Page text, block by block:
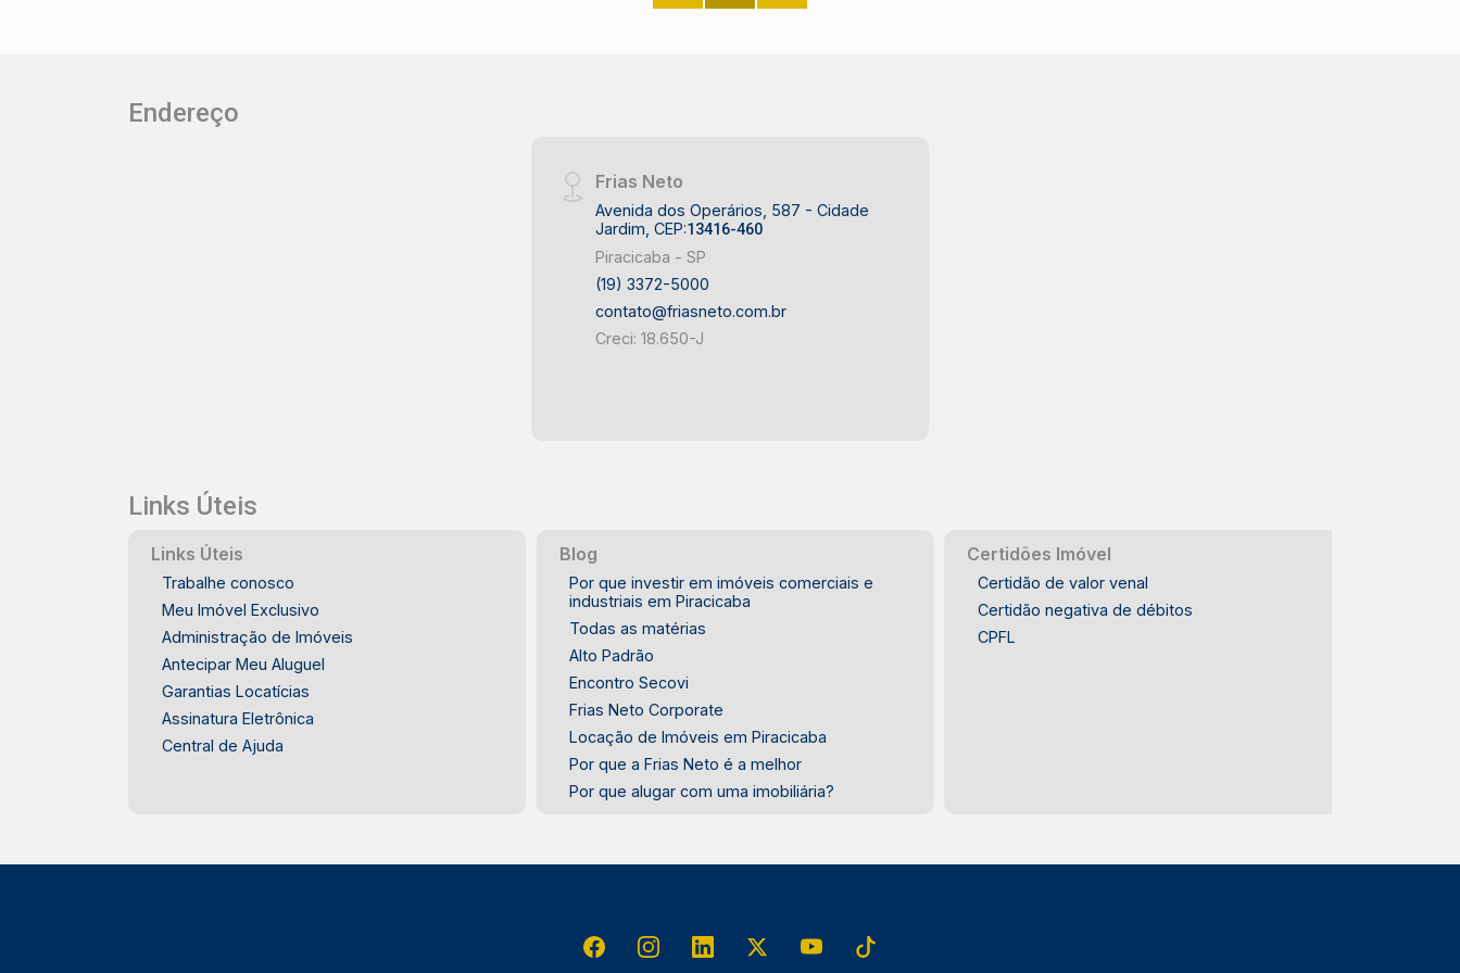
Endereço
Frias Neto
Avenida dos Operários, 587 - Cidade
Jardim, CEP:13416-460
Piracicaba - SP
(19) 3372-5000
contato@friasneto.com.br
Creci: 18.650-J
Links Úteis
Links Úteis
Trabalhe conosco
Meu Imóvel Exclusivo
Administração de Imóveis
Antecipar Meu Aluguel
Garantias Locatícias
Assinatura Eletrônica
Central de Ajuda
Blog
Por que investir em imóveis comerciais e
industriais em Piracicaba
Todas as matérias
Alto Padrão
Encontro Secovi
Frias Neto Corporate
Locação de Imóveis em Piracicaba
Por que a Frias Neto é a melhor
Por que alugar com uma imobiliária?
Certidões Imóvel
Certidão de valor venal
Certidão negativa de débitos
CPFL